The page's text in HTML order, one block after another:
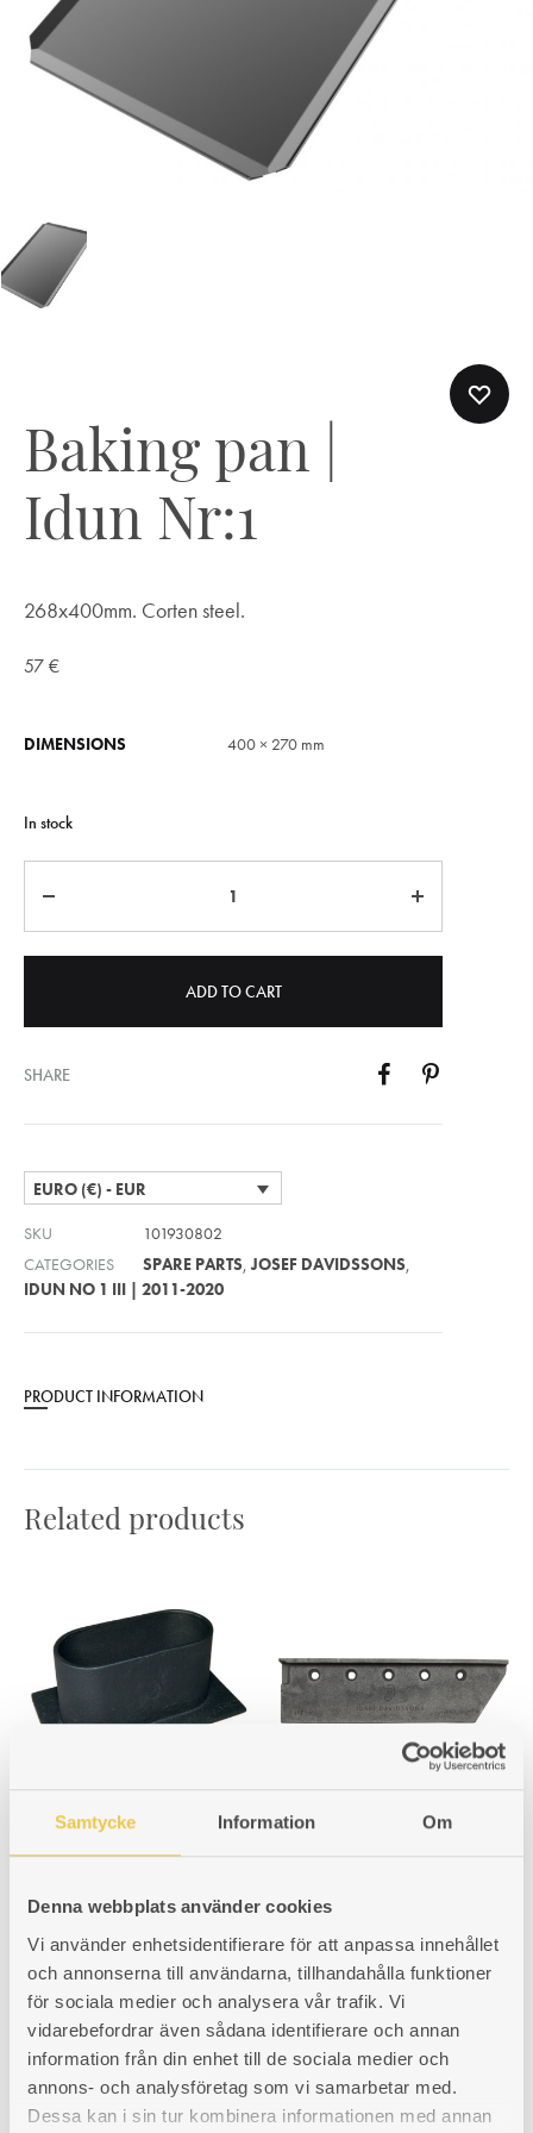
Samtycke Information Om
Denna webbplats använder cookies
Vi använder enhetsidentifierare för att anpassa innehållet
och annonserna till användarna, tillhandahålla funktioner
för sociala medier och analysera vår trafik. Vi
vidarebefordrar även sådana identifierare och annan
information från din enhet till de sociala medier och
annons- och analysföretag som vi samarbetar med.
Dessa kan i sin tur kombinera informationen med annan
Baking pan |
Idun Nr:1
268x400mm. Corten steel.
57€
DIMENSIONS 400 × 270 mm
In stock
ADD TO CART
SHARE
EURO (€) - EUR
SKU
101930802
CATEGORIES
SPARE PARTS,JOSEF DAVIDSSONS,
IDUN NO 1 III | 2011-2020
PRODUCT INFORMATION
Related products
In-wall connector |
Klavreström 827
firebox model.
Art. nr: 430827308
130€
Firebox liner | Klavreström
827 V
firebox model. Oven side.
Art. nr: 430827102
123€